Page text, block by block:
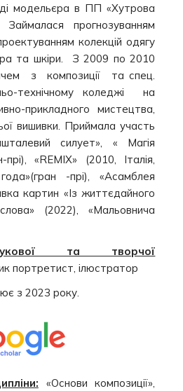
модельєра в ПП «Хутрова
прогнозуванням
колекцій одягу
та шкіри. З 2009 по 2010
з композиції та спец.
технічному коледжі на
прикладного мистецтва,
вишивки. Приймала участь
силует», « Магія
«REMIX» (2010, Італія,
-прі), «Асамблея
картин «Із життєдайного
(2022), «Мальовнича
та творчої
портретист, ілюстратор
з 2023 року.
«Основи композиції»,